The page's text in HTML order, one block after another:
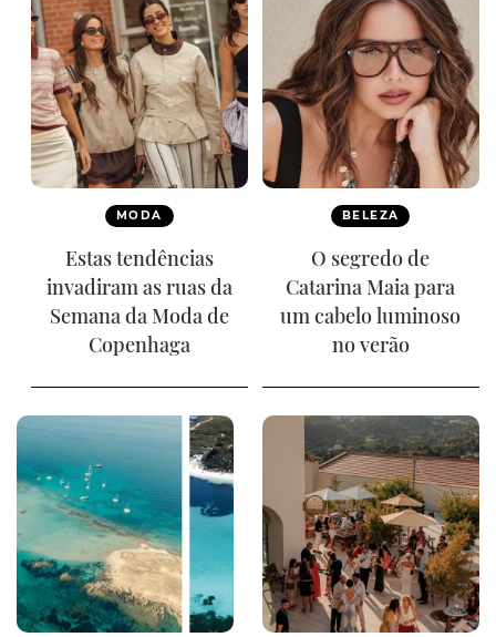
MODA
Estas tendências
invadiram as ruas da
Semana da Moda de
Copenhaga
BELEZA
O segredo de
Catarina Maia para
um cabelo luminoso
no verão